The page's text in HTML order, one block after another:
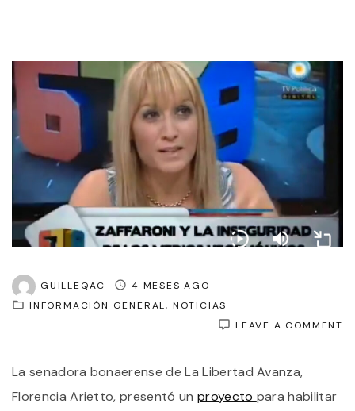
GUILLEQAC
4 MESES AGO
INFORMACIÓN GENERAL NOTICIAS
LEAVE A COMMENT
La senadora bonaerense de La Libertad Avanza,
Florencia Arietto, presentó un proyecto para habilitar